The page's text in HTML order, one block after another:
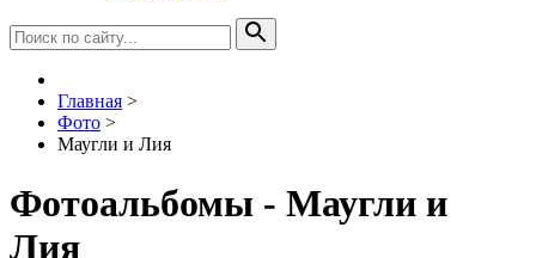
Главная >
Фото >
Маугли и Лия
Фотоальбомы - Маугли и
Лия